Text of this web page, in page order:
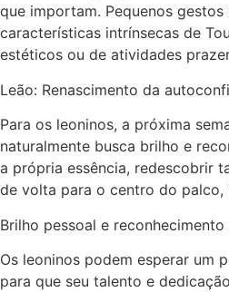
que importam. Pequenos
características intrínsecas de
estéticos ou de atividades
Leão: Renascimento da
Para os leoninos, a próxima
naturalmente busca brilho e
a própria essência, redescobrir
de volta para o centro do palco,
Brilho pessoal e
Os leoninos podem esperar um
para que seu talento e